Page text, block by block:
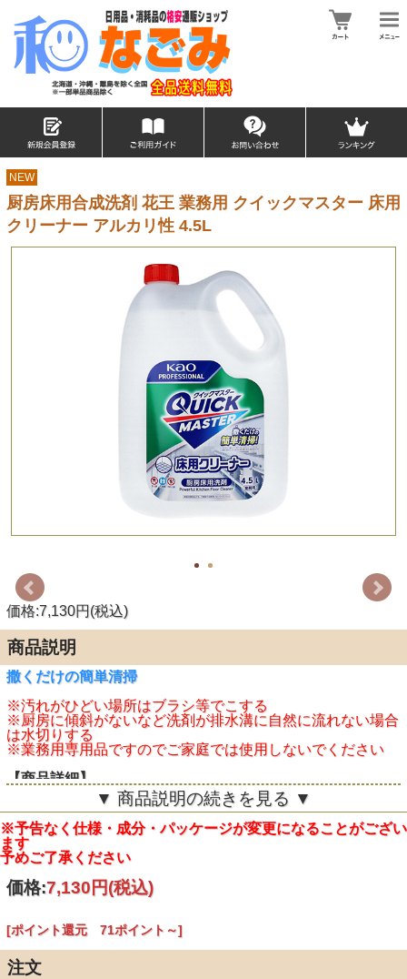
NEW
厨房床用合成洗剤 花王 業務用 クイックマスター 床用
クリーナー アルカリ性 4.5L
価格:7,130円(税込)
商品説明
撒くだけの簡単清掃
※汚れがひどい場所はブラシ等でこする
※厨房に傾斜がないなど洗剤が排水溝に自然に流れない場合
は水切りする
※業務用専用品ですのでご家庭では使用しないでください
【商品詳細】
個装サイズ：208mmX288mmX150mm
個装重量：約4688g
内容量：4.5L
用途：厨房・調理室の床
液性：アルカリ性
成分：界面活性剤(5％、高級アルコール系(陰イオン))、溶
剤、アルカリ剤
製造国：日本
JANコード：4901301462824
▼ 商品説明の続きを見る ▼
※予告なく仕様・成分・パッケージが変更になることがござい
ます
予めご了承ください
価格:7,130円(税込)
[ポイント還元 71ポイント～]
注文